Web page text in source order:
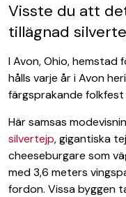
Visste du att
tillägnad
I Avon, Ohio, hemstad
hålls varje år i Avon
färgsprakande
Här samsas
silvertejp, gigantiska
cheeseburgare som
med 3,6 meters
fordon. Vissa byggen